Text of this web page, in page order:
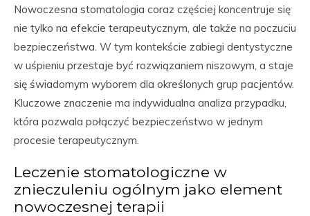
Nowoczesna stomatologia coraz częściej koncentruje się
nie tylko na efekcie terapeutycznym, ale także na poczuciu
bezpieczeństwa. W tym kontekście zabiegi dentystyczne
w uśpieniu przestaje być rozwiązaniem niszowym, a staje
się świadomym wyborem dla określonych grup pacjentów.
Kluczowe znaczenie ma indywidualna analiza przypadku,
która pozwala połączyć bezpieczeństwo w jednym
procesie terapeutycznym.
Leczenie stomatologiczne w
znieczuleniu ogólnym jako element
nowoczesnej terapii